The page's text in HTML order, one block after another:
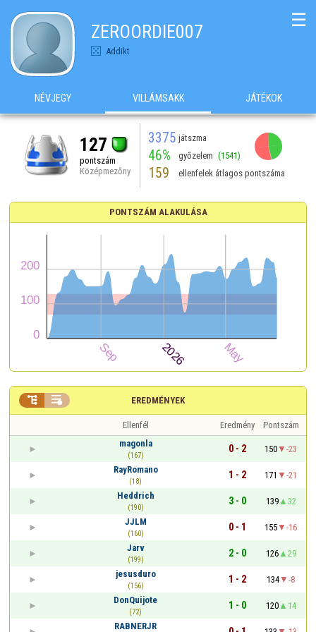
ZEROORDIE007
Addikt
☰
NÉVJEGY VILLÁMSAKK JÁTÉKOK
127
pontszám
Középmezőny
3375 játszma
46% győzelem (1541)
159 ellenfelek átlagos pontszáma
PONTSZÁM ALAKULÁSA
EREDMÉNYEK
 
Ellenfél Eredmény
Pontszám
magonla
(167)
0 - 2 150
-23
RayRomano
(18)
1 - 2 171
-21
Heddrich
(190)
3 - 0 139
32
JJLM
(160)
0 - 1 155
-16
Jarv
(199)
2 - 0 126
29
jesusduro
(156)
1 - 2 134
-8
DonQuijote
(72)
1 - 0 120
14
RABNERJR